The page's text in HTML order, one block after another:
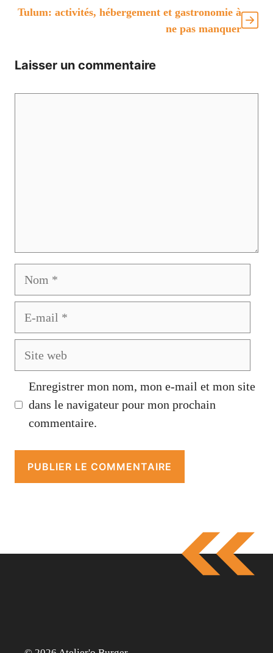
Tulum: activités, hébergement et gastronomie à
ne pas manquer
Laisser un commentaire
Enregistrer mon nom, mon e-mail et mon site
dans le navigateur pour mon prochain
commentaire.